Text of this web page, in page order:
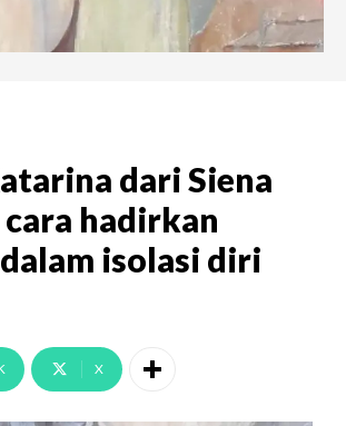
dari Siena
hadirkan
isolasi diri
X